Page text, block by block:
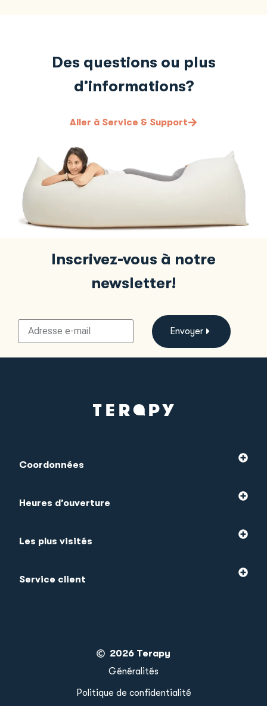
Des questions ou plus
d’informations?
Aller à Service & Support
Inscrivez-vous à notre
newsletter!
Envoyer
Coordonnées
Heures d’ouverture
Les plus visités
Service client
2026 Terapy
Généralités
Politique de confidentialité